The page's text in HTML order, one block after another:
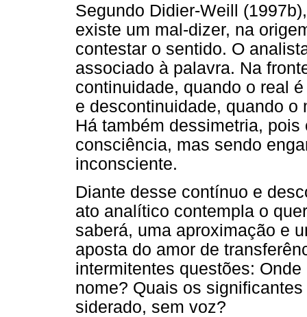
Segundo Didier-Weill
existe um mal-dizer, na
contestar o sentido. O
associado à palavra. Na
continuidade, quando o real
e descontinuidade, quando o
Há também dessimetria,
consciência, mas sendo
inconsciente.
Diante desse contínuo e
ato analítico contempla o
saberá, uma aproximação e
aposta do amor de
intermitentes questões:
nome? Quais os
siderado, sem voz?